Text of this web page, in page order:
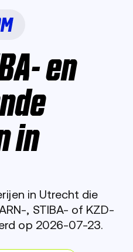
en
in
in Utrecht die
, STIBA- of KZD-
op 2026-07-23.